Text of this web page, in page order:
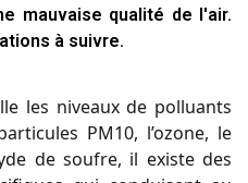
mauvaise qualité de l'air.
à suivre.
les niveaux de polluants
PM10, l’ozone, le
de soufre, il existe des